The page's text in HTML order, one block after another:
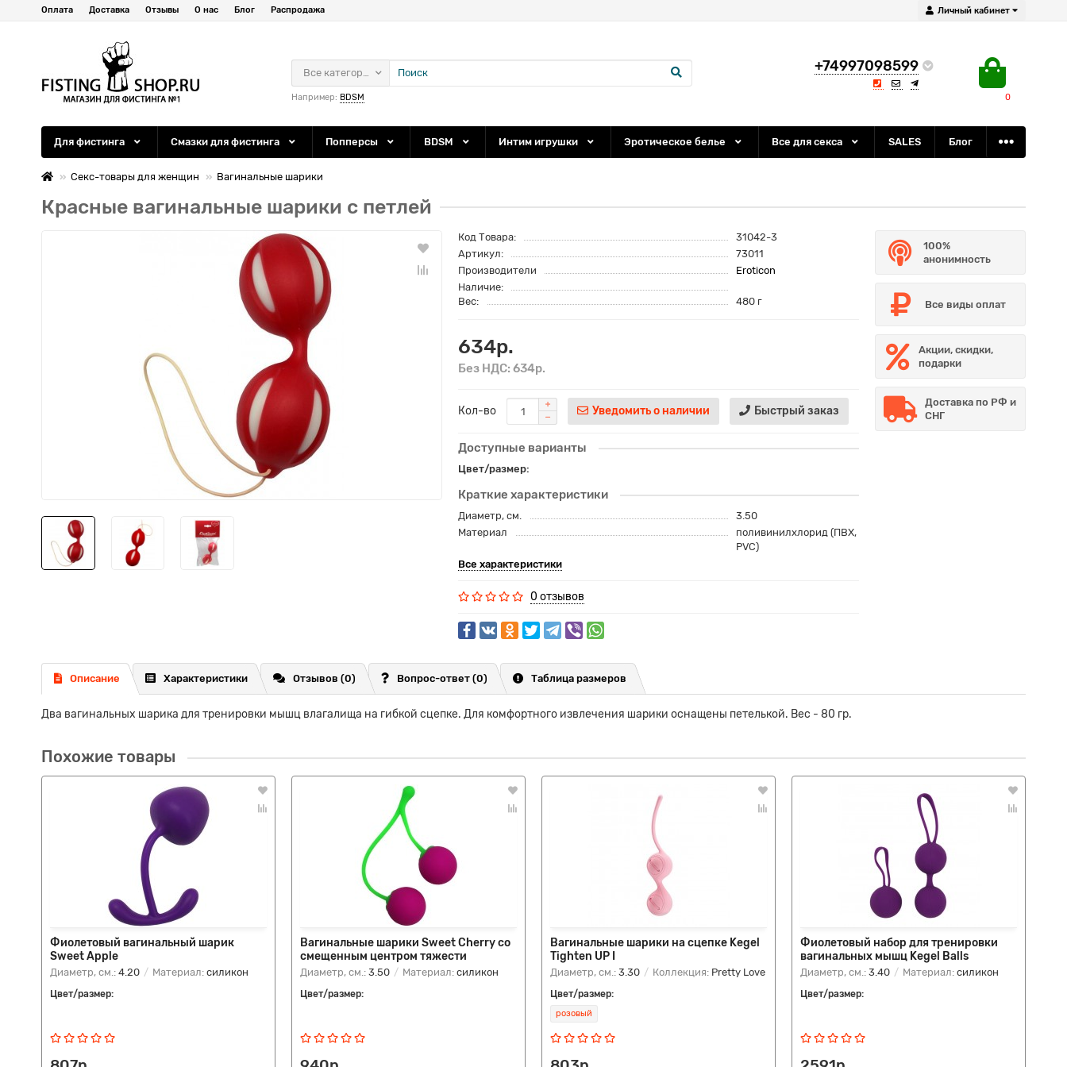
Личный кабинет
Оплата Доставка Отзывы О нас Блог Распродажа
+74997098599
0
Все категории
Например: BDSM
Для фистинга Смазки для фистинга Попперсы BDSM Интим игрушки Эротическое белье Все для секса SALES Блог
Секс-товары для женщин Вагинальные шарики
Красные вагинальные шарики с петлей
Код Товара:
31042-3
Артикул:
73011
Производители
Eroticon
Наличие:
Вес:
480 г
634р.
Без НДС: 634р.
Кол-во Уведомить о наличии Быстрый заказ
Доступные варианты
Цвет/размер:
Краткие характеристики
Диаметр, см.
3.50
Материал
поливинилхлорид (ПВХ,
PVC)
Все характеристики
0 отзывов
100%
анонимность
Все виды оплат
Акции, скидки,
подарки
Доставка по РФ и
СНГ
Описание Характеристики Отзывов (0) Вопрос-ответ (0) Таблица размеров
Два вагинальных шарика для тренировки мышц влагалища на гибкой сцепке. Для комфортного извлечения шарики оснащены петелькой. Вес - 80 гр.
Похожие товары
Фиолетовый вагинальный шарик
Sweet Apple
Диаметр, см.: 4.20 Материал: силикон
Цвет/размер:
Вагинальные шарики Sweet Cherry со
смещенным центром тяжести
Диаметр, см.: 3.50 Материал: силикон
Цвет/размер:
Вагинальные шарики на сцепке Kegel
Tighten UP I
Диаметр, см.: 3.30 Коллекция: Pretty Love
Цвет/размер:
розовый
Фиолетовый набор для тренировки
вагинальных мышц Kegel Balls
Диаметр, см.: 3.40 Материал: силикон
Цвет/размер: